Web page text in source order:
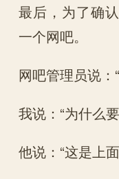
最后，为了确
一个网吧。
网吧管理员说：
我说：“为什么
他说：“这是上